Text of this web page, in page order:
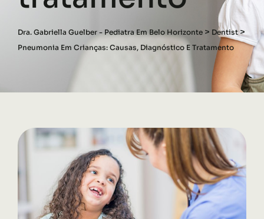
Dra. Gabriella Guelber - Pediatra Em Belo Horizonte > Dentist>
Pneumonia Em Crianças: Causas, Diagnóstico E Tratamento